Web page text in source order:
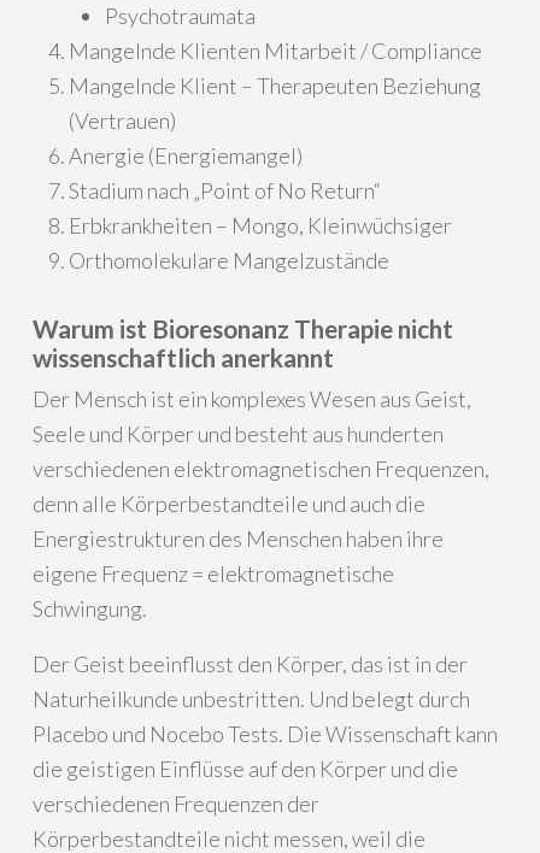
Psychotraumata
Mangelnde Klienten Mitarbeit / Compliance
Mangelnde Klient – Therapeuten Beziehung
(Vertrauen)
Anergie (Energiemangel)
Stadium nach „Point of No Return“
Erbkrankheiten – Mongo, Kleinwüchsiger
Orthomolekulare Mangelzustände
Warum ist Bioresonanz Therapie nicht
wissenschaftlich anerkannt
Der Mensch ist ein komplexes Wesen aus Geist,
Seele und Körper und besteht aus hunderten
verschiedenen elektromagnetischen Frequenzen,
denn alle Körperbestandteile und auch die
Energiestrukturen des Menschen haben ihre
eigene Frequenz = elektromagnetische
Schwingung.
Der Geist beeinflusst den Körper, das ist in der
Naturheilkunde unbestritten. Und belegt durch
Placebo und Nocebo Tests. Die Wissenschaft kann
die geistigen Einflüsse auf den Körper und die
verschiedenen Frequenzen der
Körperbestandteile nicht messen, weil die